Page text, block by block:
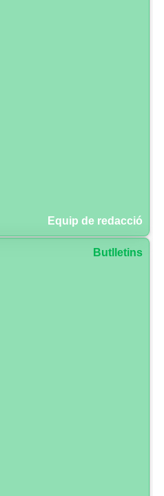
Equip de redacció
Butlletins